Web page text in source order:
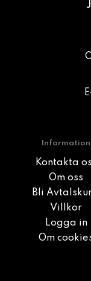
Information
Kontakta
Om oss
Bli
Villkor
Logga in
Om